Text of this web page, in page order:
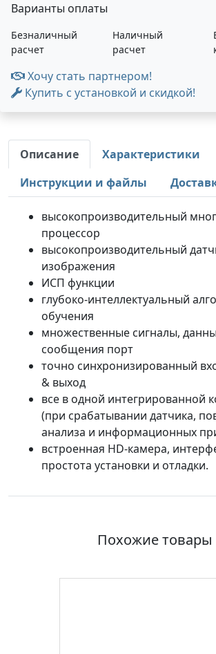
Варианты оплаты
Безналичный
расчет
Наличный
расчет
Хочу стать партнером!
Купить с установкой и скидкой!
Описание
Характеристики
Инструкции и файлы
высокопроизводительный
процессор
высокопроизводительный
изображения
ИСП функции
глубоко-интеллектуальный
обучения
множественные сигналы,
сообщения порт
точно синхронизированный
& выход
все в одной интегрированной
(при срабатывании датчика,
анализа и информационных
встроенная HD-камера,
простота установки и отладки.
Похожие товары